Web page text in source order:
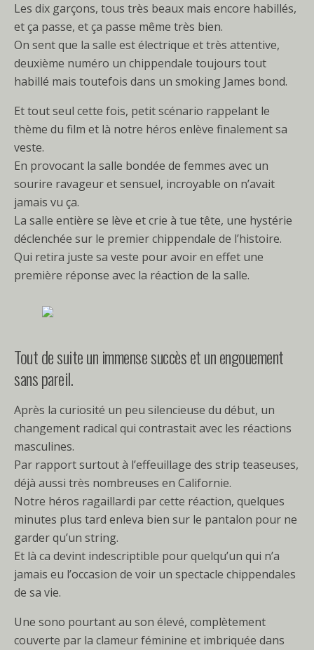
Les dix garçons, tous très beaux mais encore habillés,
et ça passe, et ça passe même très bien.
On sent que la salle est électrique et très attentive,
deuxième numéro un chippendale toujours tout
habillé mais toutefois dans un smoking James bond.
Et tout seul cette fois, petit scénario rappelant le
thème du film et là notre héros enlève finalement sa
veste.
En provocant la salle bondée de femmes avec un
sourire ravageur et sensuel, incroyable on n’avait
jamais vu ça.
La salle entière se lève et crie à tue tête, une hystérie
déclenchée sur le premier chippendale de l’histoire.
Qui retira juste sa veste pour avoir en effet une
première réponse avec la réaction de la salle.
Tout de suite un immense succès et un engouement
sans pareil.
Après la curiosité un peu silencieuse du début, un
changement radical qui contrastait avec les réactions
masculines.
Par rapport surtout à l’effeuillage des strip teaseuses,
déjà aussi très nombreuses en Californie.
Notre héros ragaillardi par cette réaction, quelques
minutes plus tard enleva bien sur le pantalon pour ne
garder qu’un string.
Et là ca devint indescriptible pour quelqu’un qui n’a
jamais eu l’occasion de voir un spectacle chippendales
de sa vie.
Une sono pourtant au son élevé, complètement
couverte par la clameur féminine et imbriquée dans